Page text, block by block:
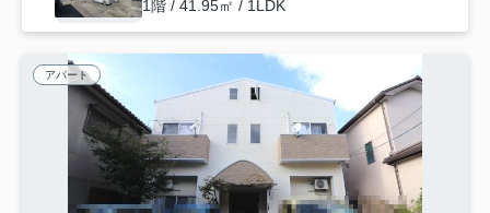
1階 / 41.95㎡ / 1LDK
アパート